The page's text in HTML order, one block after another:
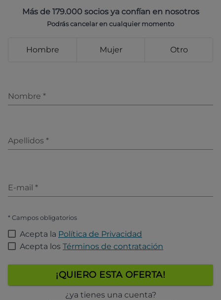
Más de 179.000 socios ya confían en nosotros
Podrás cancelar en cualquier momento
Hombre Mujer Otro
Nombre *
Apellidos *
E-mail *
* Campos obligatorios
Acepta la Política de Privacidad
Acepta los Términos de contratación
¡QUIERO ESTA OFERTA!
¿ya tienes una cuenta?